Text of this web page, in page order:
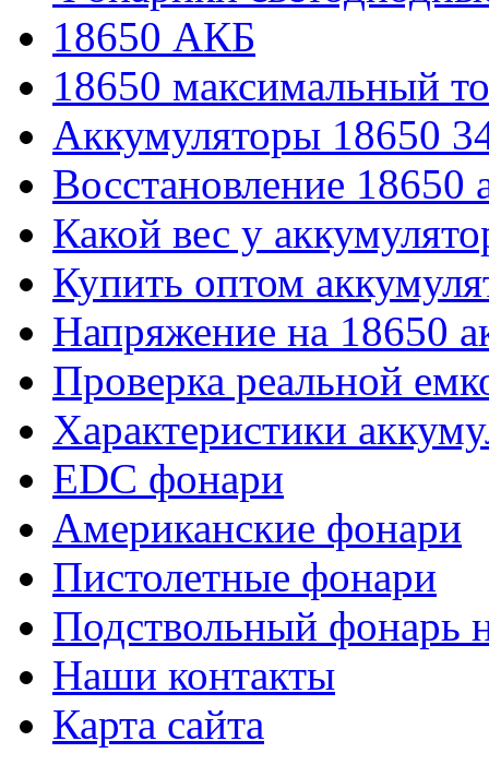
18650 АКБ
18650 максимальный
Аккумуляторы 18650
Восстановление 18650
Какой вес у
Купить оптом
Напряжение на 18650
Проверка реальной
Характеристики
EDC фонари
Американские фонари
Пистолетные фонари
Подствольный фонарь
Наши контакты
Карта сайта